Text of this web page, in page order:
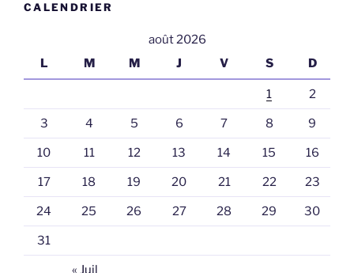
CALENDRIER
août 2026
L
M M J V S D
1 2
3 4 5 6 7 8 9
10 11 12 13 14 15 16
17 18 19 20 21 22 23
24 25 26 27 28 29 30
31
« Juil